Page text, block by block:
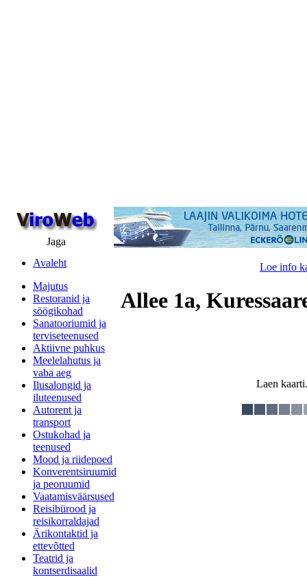
Jaga
Avaleht
Majutus
Restoranid ja
söögikohad
Sanatooriumid ja
terviseteenused
Aktiivne puhkus
Meelelahutus ja
vaba aeg
Ilusalongid ja
iluteenused
Autorent ja
transport
Ostukohad ja
teenused
Mood ja riidepoed
Konverentsiruumid
ja peoruumid
Vaatamisväärsused
Reisibürood ja
reisikorraldajad
Ärikontaktid ja
ettevõtted
Teatrid ja
kontserdisaalid
Loe info
Allee 1a,
Laen